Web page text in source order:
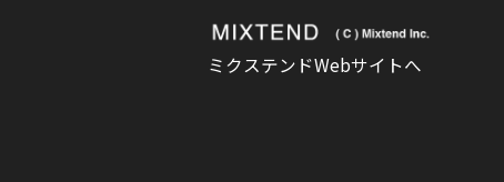
ミクステンドWebサイトへ